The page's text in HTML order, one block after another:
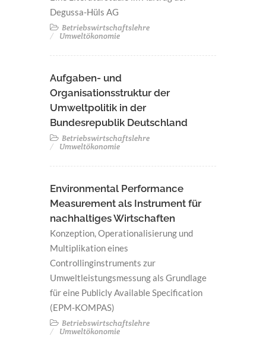
Degussa-Hüls AG
Betriebswirtschaftslehre
Umweltökonomie
Aufgaben- und
Organisationsstruktur der
Umweltpolitik in der
Bundesrepublik Deutschland
Betriebswirtschaftslehre
Umweltökonomie
Environmental Performance
Measurement als Instrument für
nachhaltiges Wirtschaften
Konzeption, Operationalisierung und
Multiplikation eines
Controllinginstruments zur
Umweltleistungsmessung als Grundlage
für eine Publicly Available Specification
(EPM-KOMPAS)
Betriebswirtschaftslehre
Umweltökonomie